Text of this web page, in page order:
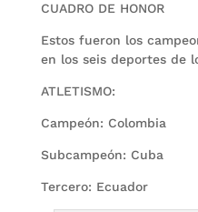
CUADRO DE HONOR
Estos fueron los
en los seis deportes de
ATLETISMO:
Campeón: Colombia
Subcampeón: Cuba
Tercero: Ecuador